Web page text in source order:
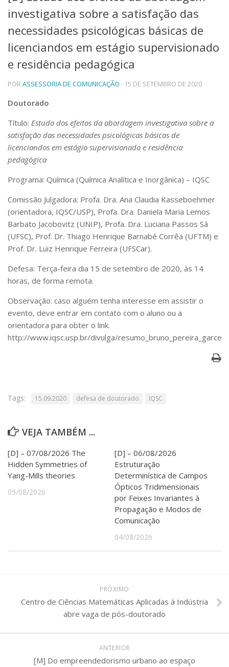
Telefones e Mapas
Pessoas
Ensino
Graduação
Pós-Graduação
Educação a distância
Cursos de Extensão
Pesquisa e Inovação
Centros, Núcleos e Projetos em Rede
Pós-doutorado
Iniciação Científica
Transferência de Tecnologia
Empresas Juniores
Extensão à Comunidade
Projetos, Programas e Cursos
Artes, Cultura e Esportes
Museus e Espaços Interativos
Serviços
Bibliotecas
Segurança, Trânsito e Prevenção
RH, Administrativo e Financeiro
Comunicação
Assessorias e Mídias
Aplicativos e Sites
Jornal da USP
investigativa sobre a satisfação das
necessidades psicológicas básicas de
licenciandos em estágio supervisionado
e residência pedagógica
PORASSESSORIA DE COMUNICAÇÃO · 15 DE SETEMBRO DE 2020
Doutorado
Título: Estudo dos efeitos da abordagem investigativa sobre a
satisfação das necessidades psicológicas básicas de
licenciandos em estágio supervisionado e residência
pedagógica
Programa: Química (Química Analítica e Inorgânica) – IQSC
Comissão Julgadora: Profa. Dra. Ana Claudia Kasseboehmer
(orientadora, IQSC/USP), Profa. Dra. Daniela Maria Lemos
Barbato Jacobovitz (UNIP), Profa. Dra. Luciana Passos Sá
(UFSC), Prof. Dr. Thiago Henrique Barnabé Corrêa (UFTM) e
Prof. Dr. Luiz Henrique Ferreira (UFSCar).
Defesa: Terça-feira dia 15 de setembro de 2020, às 14
horas, de forma remota.
Observação: caso alguém tenha interesse em assistir o
evento, deve entrar em contato com o aluno ou a
orientadora para obter o link.
http://www.iqsc.usp.br/divulga/
Tags: 15.09.2020 defesa de doutorado IQSC
VEJA TAMBÉM ...
[D] – 07/08/2026 The
Hidden Symmetries of
Yang-Mills theories
05/08/2026
[D] – 06/08/2026
Estruturação
Determinística de Campos
Ópticos Tridimensionais
por Feixes Invariantes à
Propagação e Modos de
Comunicação
04/08/2026
PRÓXIMO
Centro de Ciências Matemáticas Aplicadas à Indústria
abre vaga de pós-doutorado
ANTERIOR
[M] Do empreendedorismo urbano ao espaço